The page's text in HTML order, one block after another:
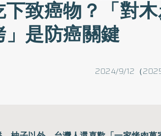
致癌物？「對
是防癌關鍵
2024/9/12（